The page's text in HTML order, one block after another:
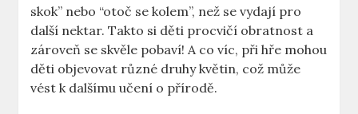
skok” nebo “otoč se kolem”, než se vydají pro
další nektar. Takto si děti procvičí obratnost a
zároveň se skvěle pobaví! A co víc, při hře mohou
děti objevovat různé druhy květin, což může
vést k dalšímu učení o přírodě.